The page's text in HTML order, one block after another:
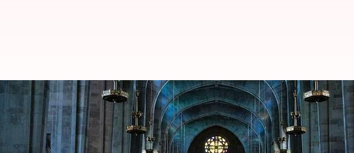
600+ குழந்தைகளை பாலியல் ரீதியாக
எழுதியவர் Sindhuja SM Apr 07, 2023 12:24 pm